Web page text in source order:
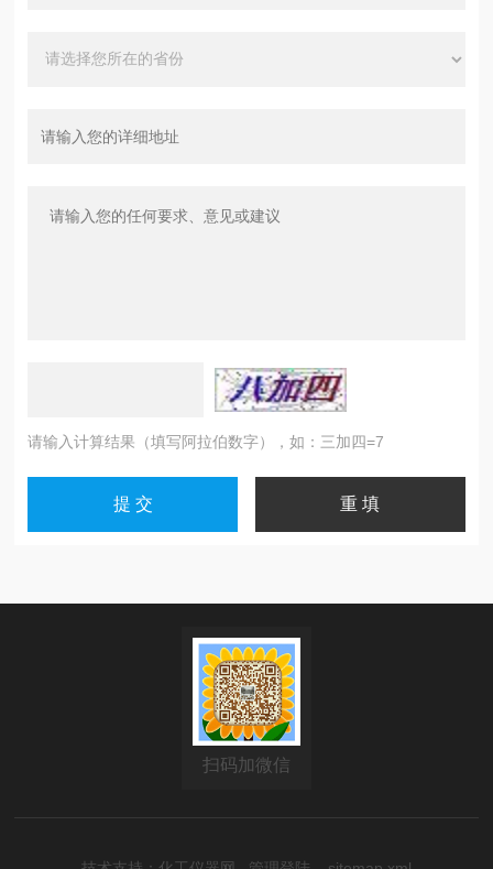
请输入计算结果（填写阿拉伯数字），如：三加四=7
扫码加微信